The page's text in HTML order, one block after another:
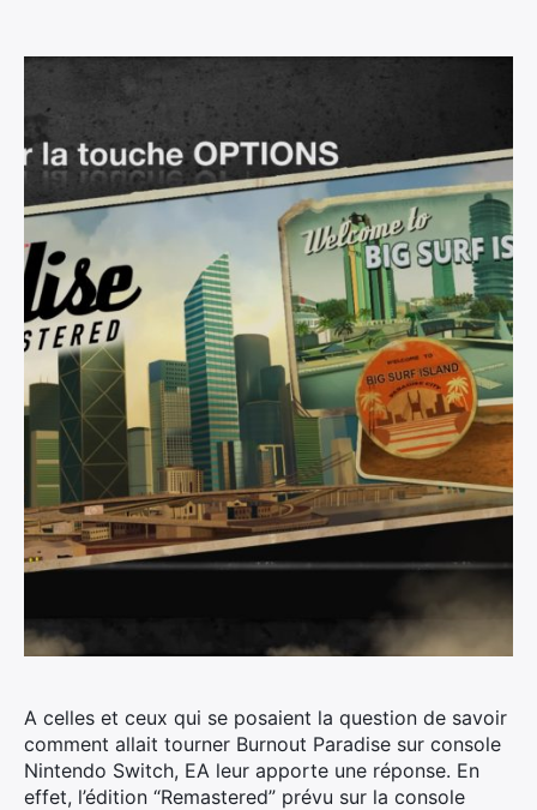
A celles et ceux qui se posaient la question de savoir
comment allait tourner Burnout Paradise sur console
Nintendo Switch, EA leur apporte une réponse. En
effet, l’édition “Remastered” prévu sur la console